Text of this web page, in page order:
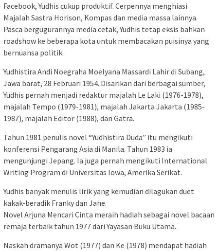
Facebook, Yudhis cukup produktif. Cerpennya menghiasi
Majalah Sastra Horison, Kompas dan media massa lainnya.
Pasca bergugurannya media cetak, Yudhis tetap eksis bahkan
roadshow ke beberapa kota untuk membacakan puisinya yang
bernuansa politik.
Yudhistira Andi Noegraha Moelyana Massardi Lahir di Subang,
Jawa barat, 28 Februari 1954. Disarikan dari berbagai sumber,
Yudhis pernah menjadi redaktur majalah Le Laki (1976-1978),
majalah Tempo (1979-1981), majalah Jakarta Jakarta (1985-
1987), majalah Editor (1988), dan Gatra.
Tahun 1981 penulis novel “Yudhistira Duda” itu mengikuti
konferensi Pengarang Asia di Manila. Tahun 1983 ia
mengunjungi Jepang. Ia juga pernah mengikuti International
Writing Program di Universitas Iowa, Amerika Serikat.
Yudhis banyak menulis lirik yang kemudian dilagukan duet
kakak-beradik Franky dan Jane.
Novel Arjuna Mencari Cinta meraih hadiah sebagai novel bacaan
remaja terbaik tahun 1977 dari Yayasan Buku Utama.
Naskah dramanya Wot (1977) dan Ke (1978) mendapat hadiah